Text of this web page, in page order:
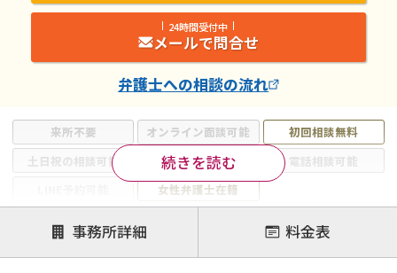
来所不要 オンライン面談可能
初回相談無料
土日祝の相談可能
19時以降電話可能
電話相談可能
女性弁護士在籍
注力案件
離婚前相談
離婚調停
離婚裁判
続きを読む
24時間受付中
メールで問合せ
弁護士への相談の流れ
事務所詳細 料金表